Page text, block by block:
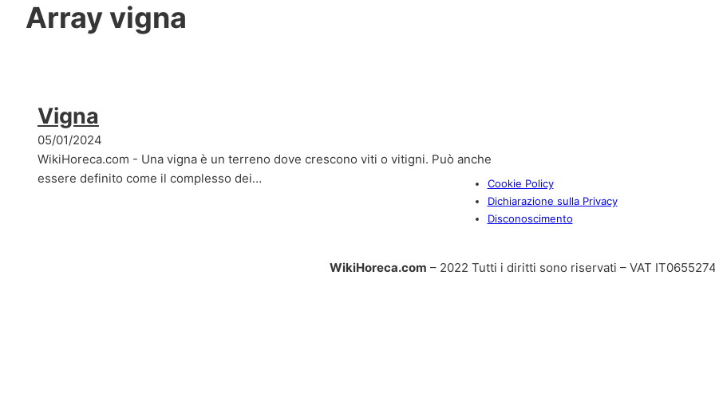
Arrayvigna
Vigna
05/01/2024
WikiHoreca.com - Una vigna è un terreno dove crescono viti o vitigni. Può anche
essere definito come il complesso dei…
Cookie Policy
Dichiarazione sulla Privacy
Disconoscimento
WikiHoreca.com – 2022 Tutti i diritti sono riservati – VAT